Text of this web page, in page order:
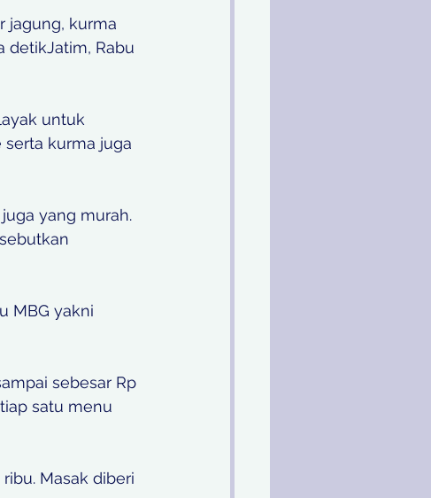
jagung, kurma
detikJatim, Rabu
untuk
kurma juga
yang murah.
MBG yakni
sebesar Rp
satu menu
Masak diberi